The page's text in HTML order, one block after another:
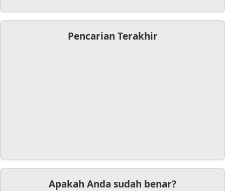
Pencarian Terakhir
Apakah Anda sudah benar?